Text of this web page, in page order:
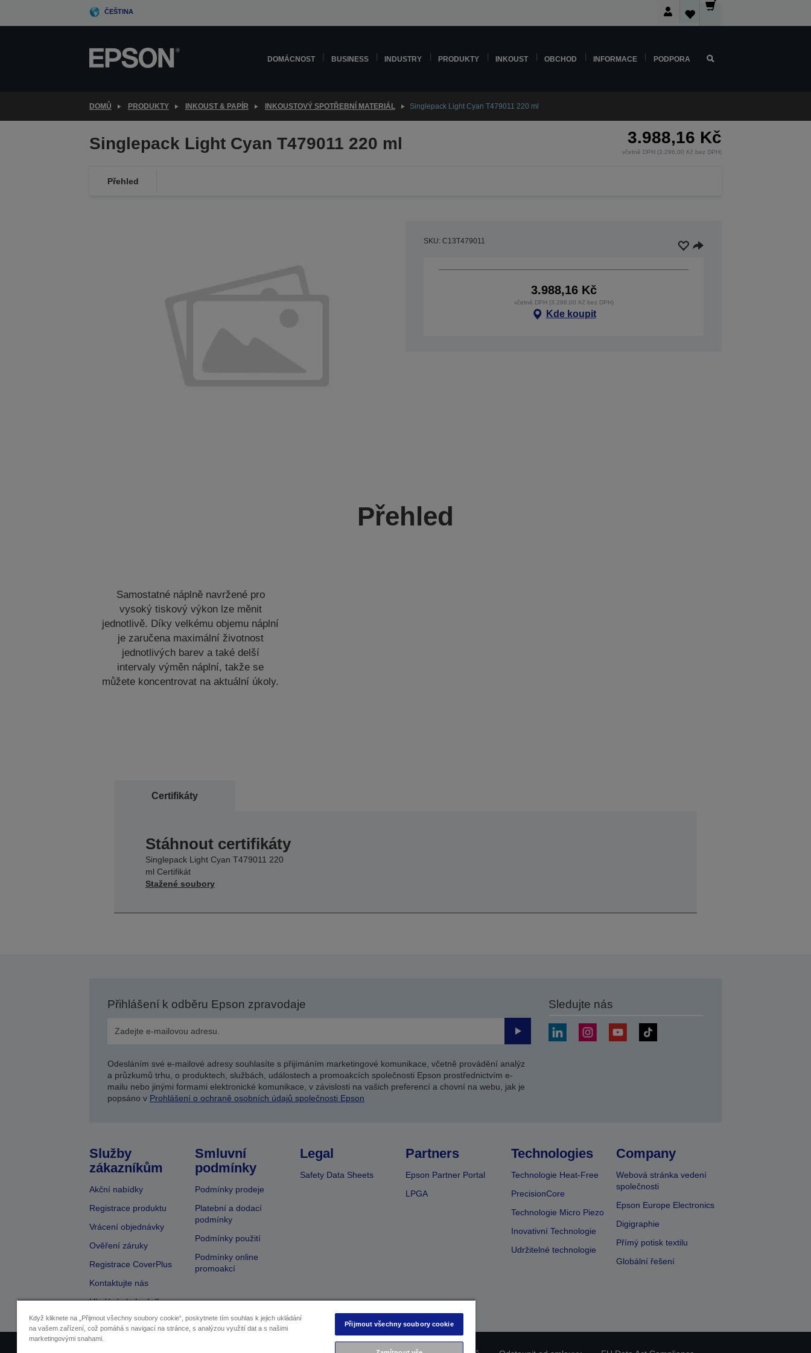
ČEŠTINA
DOMÁCNOST BUSINESS INDUSTRY PRODUKTY INKOUST OBCHOD INFORMACE PODPORA
DOMŮ PRODUKTY INKOUST & PAPÍR INKOUSTOVÝ SPOTŘEBNÍ MATERIÁL Singlepack Light Cyan T479011 220 ml
Singlepack Light Cyan T479011 220 ml 3.988,16 Kč
včetně DPH (3.296,00 Kč bez DPH)
Přehled
SKU: C13T479011
3.988,16 Kč
včetně DPH (3.296,00 Kč bez DPH)
Kde koupit
Přehled
Samostatné náplně navržené pro
vysoký tiskový výkon lze měnit
jednotlivě. Díky velkému objemu náplní
je zaručena maximální životnost
jednotlivých barev a také delší
intervaly výměn náplní, takže se
můžete koncentrovat na aktuální úkoly.
Certifikáty
Stáhnout certifikáty
Singlepack Light Cyan T479011 220
ml Certifikát
Stažené soubory
Přihlášení k odběru Epson zpravodaje
Odeslat
Odesláním své e-mailové adresy souhlasíte s přijímáním marketingové komunikace, včetně provádění analýz
a průzkumů trhu, o produktech, službách, událostech a promoakcích společnosti Epson prostřednictvím e-
mailu nebo jinými formami elektronické komunikace, v závislosti na vašich preferencí a chovní na webu, jak je
popsáno v Prohlášení o ochraně osobních údajů společnosti Epson
Sledujte nás
Služby
zákazníkům
Akční nabídky
Registrace produktu
Vrácení objednávky
Ověření záruky
Registrace CoverPlus
Kontaktujte nás
Hledání obchodníka
Smluvní
podmínky
Podmínky prodeje
Platební a dodací
podmínky
Podmínky použití
Podmínky online
promoakcí
Legal
Safety Data Sheets
Partners
Epson Partner Portal
LPGA
Technologies
Technologie Heat-Free
PrecisionCore
Technologie Micro Piezo
Inovativní Technologie
Udržitelné technologie
Company
Webová stránka vedení
společnosti
Epson Europe Electronics
Digigraphie
Přímý potisk textilu
Globální řešení
Když kliknete na „Přijmout všechny soubory cookie“, poskytnete tím souhlas k jejich ukládání
na vašem zařízení, což pomáhá s navigací na stránce, s analýzou využití dat a s našimi
marketingovými snahami.
Přijmout všechny soubory cookie